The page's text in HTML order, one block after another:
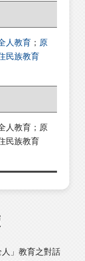
人教育 ； 原
民族教育
人教育；原
民族教育
」教育之對話